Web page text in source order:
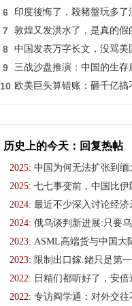
6 印度後悔了，殺豬盤玩多了
7 敦煌又发洪水了，是真的假
8 中国发表万字长文，没骂美
9 三战沙盘推演：中国的生存
10 欧美巨头算错账：砸千亿搞
历史上的今天：回复热帖
2025: 中国为何无法扩张到缅
2025: 七七事变前，中国比伊
2024: 最近不少深入讨论经
2024: 俄乌谈判新进展:只要
2023: ASML高端货与中国大
2023: 限制出口鎵.鍺只是第
2022: 日精们都听好了，安倍
2022: 专访阎学通：对外交